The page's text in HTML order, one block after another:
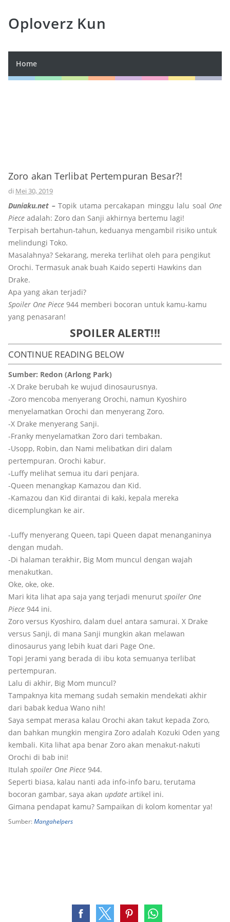
Oploverz Kun
Home
Zoro akan Terlibat Pertempuran Besar?!
di Mei 30, 2019
Duniaku.net – Topik utama percakapan minggu lalu soal One
Piece adalah: Zoro dan Sanji akhirnya bertemu lagi!
Terpisah bertahun-tahun, keduanya mengambil risiko untuk
melindungi Toko.
Masalahnya? Sekarang, mereka terlihat oleh para pengikut
Orochi. Termasuk anak buah Kaido seperti Hawkins dan
Drake.
Apa yang akan terjadi?
Spoiler One Piece 944 memberi bocoran untuk kamu-kamu
yang penasaran!
SPOILER ALERT!!!
CONTINUE READING BELOW
Sumber: Redon (Arlong Park)
-X Drake berubah ke wujud dinosaurusnya.
-Zoro mencoba menyerang Orochi, namun Kyoshiro
menyelamatkan Orochi dan menyerang Zoro.
-X Drake menyerang Sanji.
-Franky menyelamatkan Zoro dari tembakan.
-Usopp, Robin, dan Nami melibatkan diri dalam
pertempuran. Orochi kabur.
-Luffy melihat semua itu dari penjara.
-Queen menangkap Kamazou dan Kid.
-Kamazou dan Kid dirantai di kaki, kepala mereka
dicemplungkan ke air.
-Luffy menyerang Queen, tapi Queen dapat menanganinya
dengan mudah.
-Di halaman terakhir, Big Mom muncul dengan wajah
menakutkan.
Oke, oke, oke.
Mari kita lihat apa saja yang terjadi menurut spoiler One
Piece 944 ini.
Zoro versus Kyoshiro, dalam duel antara samurai. X Drake
versus Sanji, di mana Sanji mungkin akan melawan
dinosaurus yang lebih kuat dari Page One.
Topi Jerami yang berada di ibu kota semuanya terlibat
pertempuran.
Lalu di akhir, Big Mom muncul?
Tampaknya kita memang sudah semakin mendekati akhir
dari babak kedua Wano nih!
Saya sempat merasa kalau Orochi akan takut kepada Zoro,
dan bahkan mungkin mengira Zoro adalah Kozuki Oden yang
kembali. Kita lihat apa benar Zoro akan menakut-nakuti
Orochi di bab ini!
Itulah spoiler One Piece 944.
Seperti biasa, kalau nanti ada info-info baru, terutama
bocoran gambar, saya akan update artikel ini.
Gimana pendapat kamu? Sampaikan di kolom komentar ya!
Sumber: Mangahelpers